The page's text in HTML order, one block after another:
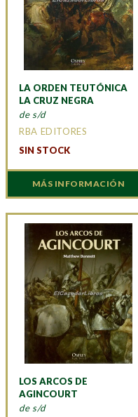
LA ORDEN TEUTÓNICA
LA CRUZ NEGRA
de s/d
RBA EDITORES
SIN STOCK
MÁS INFORMACIÓN
LOS ARCOS DE
AGINCOURT
de s/d